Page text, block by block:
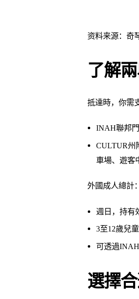
资料来源：奇
了解
抵達時，你需
INAH聯邦
CULTUR州
車場、遊客
外國成人總計
週日，持有
3至12歲兒
可透過
選擇